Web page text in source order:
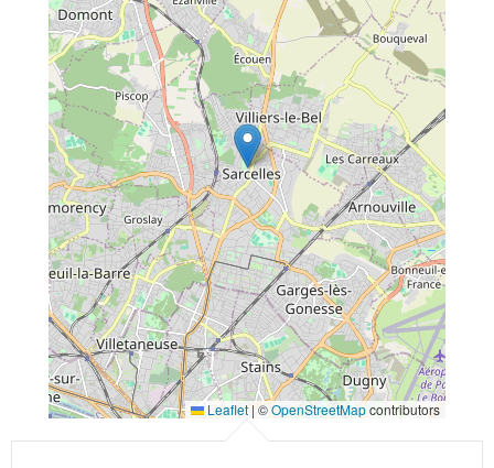
Leaflet |©OpenStreetMapcontributors